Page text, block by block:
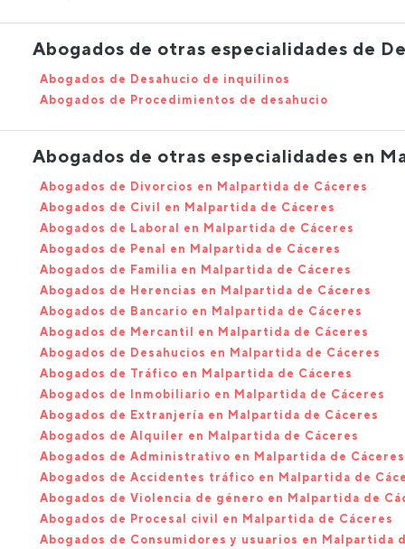
Abogados de otras especialidades de
Abogados de Desahucio de inquilinos
Abogados de Procedimientos de desahucio
Abogados de otras especialidades en
Abogados de Divorcios en Malpartida de Cáceres
Abogados de Civil en Malpartida de Cáceres
Abogados de Laboral en Malpartida de Cáceres
Abogados de Penal en Malpartida de Cáceres
Abogados de Familia en Malpartida de Cáceres
Abogados de Herencias en Malpartida de Cáceres
Abogados de Bancario en Malpartida de Cáceres
Abogados de Mercantil en Malpartida de Cáceres
Abogados de Desahucios en Malpartida de Cáceres
Abogados de Tráfico en Malpartida de Cáceres
Abogados de Inmobiliario en Malpartida de Cáceres
Abogados de Extranjería en Malpartida de Cáceres
Abogados de Alquiler en Malpartida de Cáceres
Abogados de Administrativo en Malpartida de Cáceres
Abogados de Accidentes tráfico en Malpartida de
Abogados de Violencia de género en Malpartida de
Abogados de Procesal civil en Malpartida de Cáceres
Abogados de Consumidores y usuarios en Malpartida